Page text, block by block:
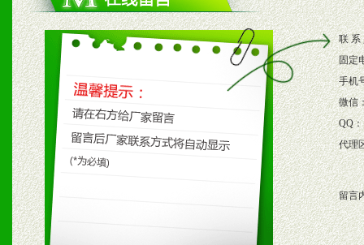
2、根据具体情况公司给予
3、根据市场需要，派驻区
保产品顺利销售。
4、根据市场情况公司给予
购支持。
五、退换货制度
联 系
固定
手机
微信
QQ：
代理
留言